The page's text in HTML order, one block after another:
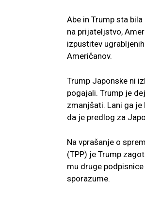
Abe in Trump sta
na prijateljstvo,
izpustitev
Američanov.
Trump Japonske ni
pogajali. Trump je
zmanjšati. Lani ga
da je predlog za
Na vprašanje o
(TPP) je Trump
mu druge
sporazume.